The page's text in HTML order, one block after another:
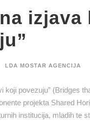
LDA MOSTAR AGENCIJA
koji povezuju” (Bridges
projekta Shared
institucija, mladih te